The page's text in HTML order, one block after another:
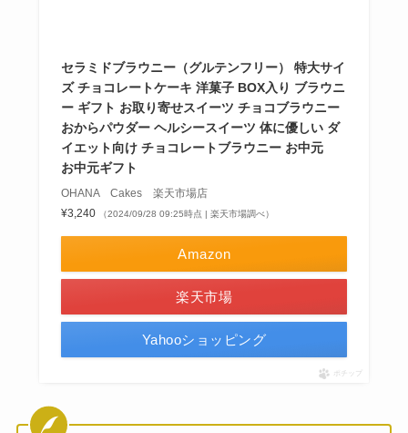
セラミドブラウニー（グルテンフリー） 特大サイ
ズ チョコレートケーキ 洋菓子 BOX入り ブラウニ
ー ギフト お取り寄せスイーツ チョコブラウニー
おからパウダー ヘルシースイーツ 体に優しい ダ
イエット向け チョコレートブラウニー お中元
お中元ギフト
OHANA Cakes 楽天市場店
¥3,240
（2024/09/28 09:25時点 | 楽天市場調べ）
Amazon
楽天市場
Yahooショッピング
ポチップ